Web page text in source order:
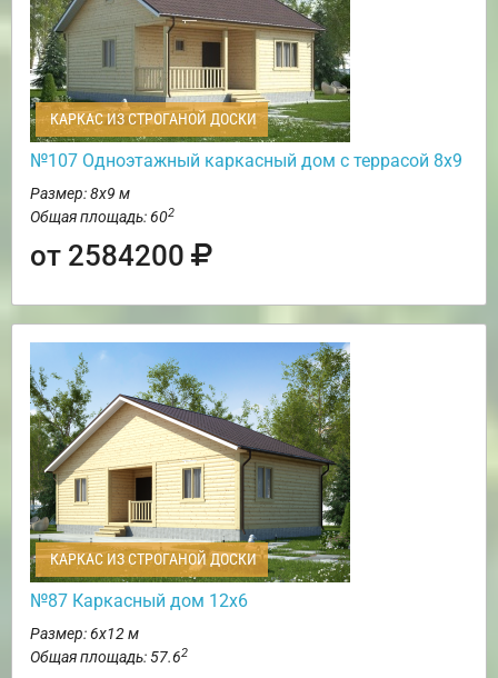
КАРКАС ИЗ СТРОГАНОЙ ДОСКИ
№107 Одноэтажный каркасный дом с террасой 8х9
Размер: 8х9 м
Общая площадь: 602
от 2584200
КАРКАС ИЗ СТРОГАНОЙ ДОСКИ
№87 Каркасный дом 12х6
Размер: 6х12 м
Общая площадь: 57.62